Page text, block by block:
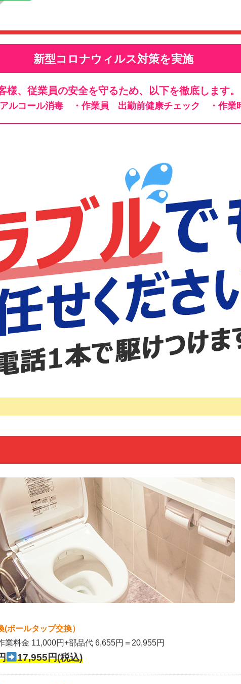
新型コロナウィルス対策を実施
様、従業員の安全を守るため、以下を徹底します。
ルコール消毒 ・作業員 出勤前健康チェック ・作業
ボールタップ交換）
業料金 11,000円+部品代 6,655円＝20,955円
17,955円(税込)